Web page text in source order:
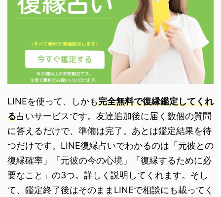
LINEを使って、しかも完全無料で復縁鑑定してくれ
る占いサービスです。友達追加後に届く数個の質問
に答えるだけで、準備は完了。あとは鑑定結果を待
つだけです。LINE復縁占いでわかるのは「元彼との
復縁確率」「元彼の今の心境」「復縁するために必
要なこと」の3つ。詳しく説明してくれます。そし
て、鑑定終了後はそのままLINEで相談にも載ってく